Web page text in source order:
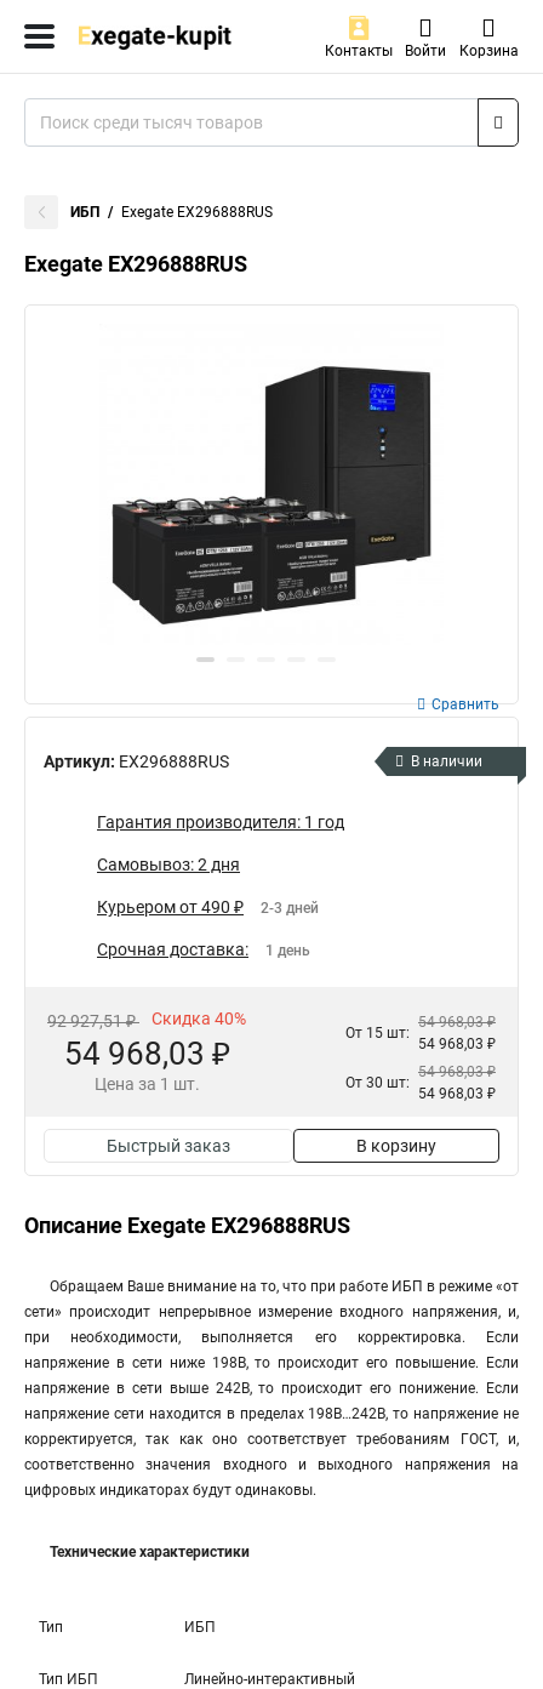
Контакты Войти Корзина
ИБП Exegate EX296888RUS
Exegate EX296888RUS
Артикул: EX296888RUS
Сравнить
В наличии
Гарантия производителя: 1 год
Самовывоз: 2 дня
Курьером от 490 ₽ 2-3 дней
Срочная доставка: 1 день
92 927,51 ₽ Скидка 40%
54 968,03 ₽
Цена за 1 шт.
От 15 шт:
54 968,03 ₽
54 968,03 ₽
От 30 шт:
54 968,03 ₽
54 968,03 ₽
Быстрый заказ В корзину
Описание Exegate EX296888RUS
Обращаем Ваше внимание на то, что при работе ИБП в режиме «от
сети» происходит непрерывное измерение входного напряжения, и,
при необходимости, выполняется его корректировка. Если
напряжение в сети ниже 198В, то происходит его повышение. Если
напряжение в сети выше 242В, то происходит его понижение. Если
напряжение сети находится в пределах 198В…242В, то напряжение не
корректируется, так как оно соответствует требованиям ГОСТ, и,
соответственно значения входного и выходного напряжения на
цифровых индикаторах будут одинаковы.
Технические характеристики
Тип ИБП
Тип ИБП Линейно-интерaктивный